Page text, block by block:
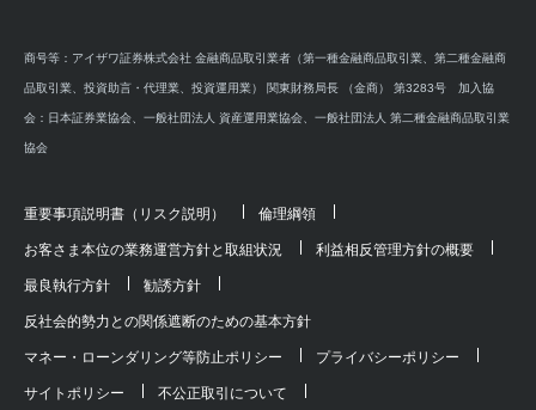
商号等：アイザワ証券株式会社 金融商品取引業者（第一種金融商品取引業、第二種金融商
品取引業、投資助言・代理業、投資運用業） 関東財務局長 （金商） 第3283号 加入協
会：日本証券業協会、一般社団法人 資産運用業協会、一般社団法人 第二種金融商品取引業
協会
重要事項説明書（リスク説明） 倫理綱領
お客さま本位の業務運営方針と取組状況 利益相反管理方針の概要
最良執行方針 勧誘方針
反社会的勢力との関係遮断のための基本方針
マネー・ローンダリング等防止ポリシー プライバシーポリシー
サイトポリシー 不公正取引について